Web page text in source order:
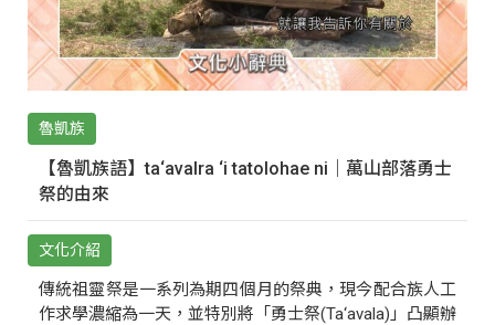
魯凱族
【魯凱族語】ta‘avalra ‘i tatolohae ni｜萬山部落勇士
祭的由來
文化介紹
傳統祖靈祭是一系列為期四個月的祭典，現今配合族人工
作求學濃縮為一天，並特別將「勇士祭(Ta‘avala)」凸顯辦